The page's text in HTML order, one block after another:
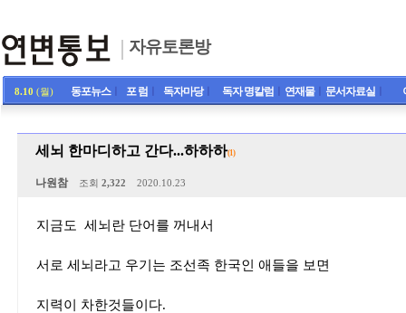
자유토론방
8.10 (월) 동포뉴스ㅣ 포 럼 독자마당ㅣ 독자 명칼럼 연재물ㅣ 문서자료실
세뇌 한마디하고 간다...하하하(1)
나원참 조회 2,322 2020.10.23
지금도 세뇌란 단어를 꺼내서
서로 세뇌라고 우기는 조선족 한국인 애들을 보면
지력이 차한것들이다.